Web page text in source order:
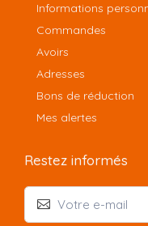
Informations
Commandes
Avoirs
Adresses
Bons de réduction
Mes alertes
Restez informés